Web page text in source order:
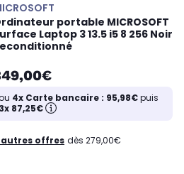
portable MICROSOFT
Laptop 3 13.5 i5 8 256 Noir
4x Carte bancaire : 95,98€puis
3x 87,25€
autres offres dès 279,00€